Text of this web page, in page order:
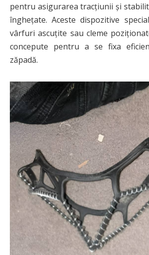
pentru asigurarea tracțiunii și
înghețate. Aceste dispozitive
vârfuri ascuțite sau cleme
concepute pentru a se fixa
zăpadă.